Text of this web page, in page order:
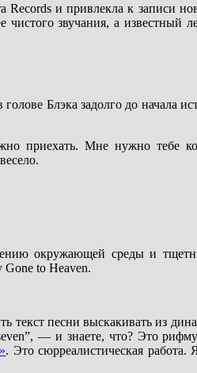
Records и привлекла к записи
звучания, а известный
Блэка задолго до начала
приехать. Мне нужно тебе
окружающей среды и
Gone to Heaven.
текст песни выскакивать из
— и знаете, что? Это
. Это сюрреалистическая работа.